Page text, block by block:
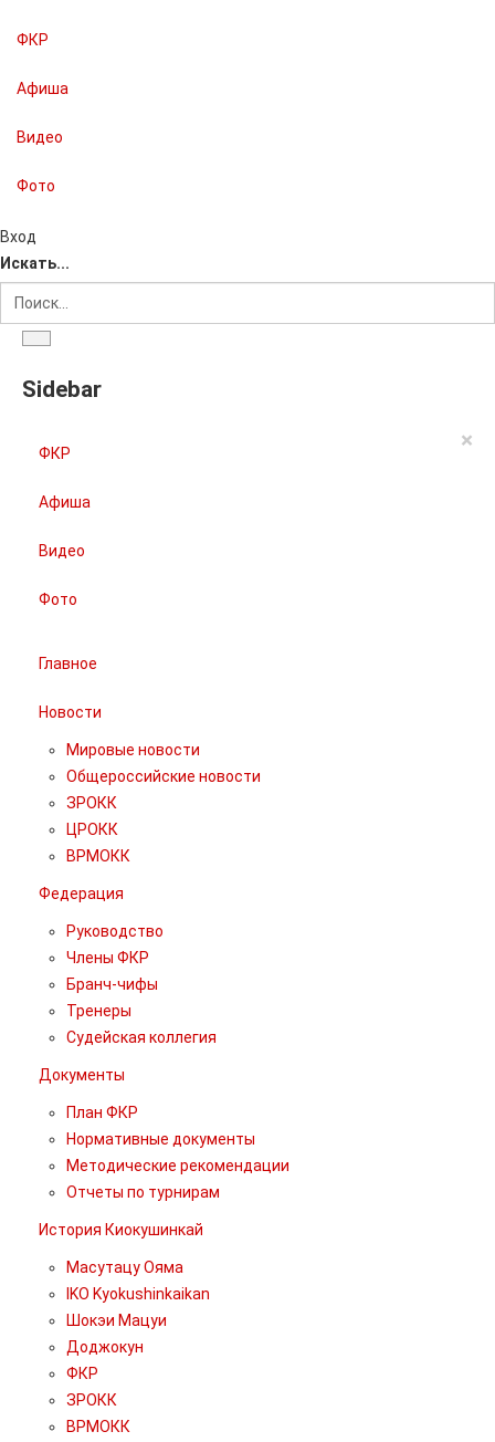
ФКР
Афиша
Видео
Фото
Вход
Искать...
Sidebar
×
ФКР
Афиша
Видео
Фото
Главное
Новости
Мировые новости
Общероссийские новости
ЗРОКК
ЦРОКК
ВРМОКК
Федерация
Руководство
Члены ФКР
Бранч-чифы
Тренеры
Судейская коллегия
Документы
План ФКР
Нормативные документы
Методические рекомендации
Отчеты по турнирам
История Киокушинкай
Масутацу Ояма
IKO Kyokushinkaikan
Шокэи Мацуи
Доджокун
ФКР
ЗРОКК
ВРМОКК